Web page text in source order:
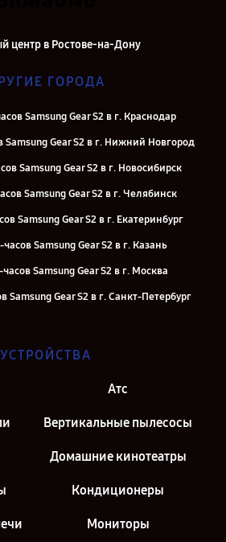
центр в Ростове-на-Дону
ГОРОДА
Samsung Gear S2 в г. Краснодар
Samsung Gear S2 в г. Нижний Новгород
Samsung Gear S2 в г. Новосибирск
Samsung Gear S2 в г. Челябинск
Samsung Gear S2 в г. Екатеринбург
Samsung Gear S2 в г. Казань
Samsung Gear S2 в г. Москва
Samsung Gear S2 в г. Санкт-Петербург
УСТРОЙСТВА
Атс
Вертикальные пылесосы
Домашние кинотеатры
Кондиционеры
Мониторы